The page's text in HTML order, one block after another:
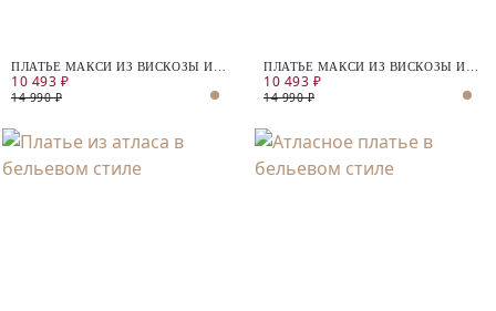
ПЛАТЬЕ МАКСИ ИЗ ВИСКОЗЫ И
ЛЬНА
10 493 ₽
14 990 ₽
ПЛАТЬЕ МАКСИ ИЗ ВИСКОЗЫ И
ЛЬНА
10 493 ₽
14 990 ₽